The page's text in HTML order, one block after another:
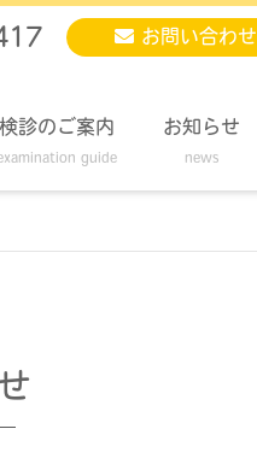
検診のご案内
guide
お知らせ
news
お問い合わせ